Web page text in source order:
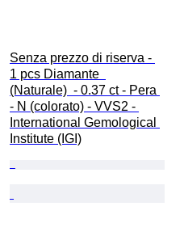
Senza prezzo di riserva -
1 pcs Diamante
(Naturale)  - 0.37 ct - Pera
- N (colorato) - VVS2 -
International Gemological
Institute (IGI)